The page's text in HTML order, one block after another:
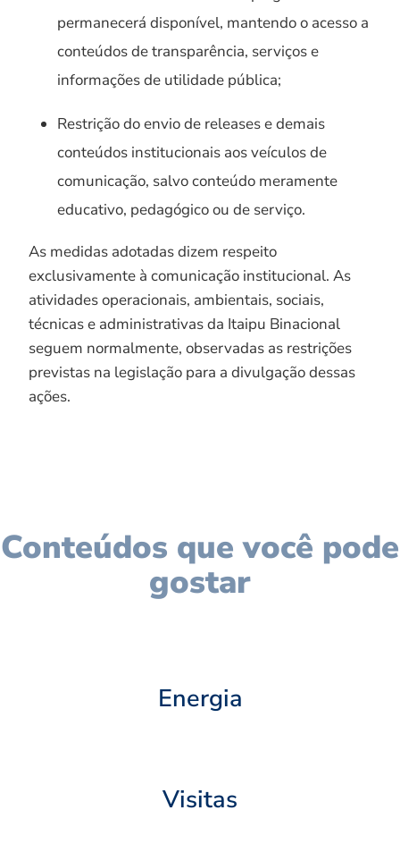
permanecerá disponível, mantendo o acesso a
conteúdos de transparência, serviços e
informações de utilidade pública;
Restrição do envio de releases e demais
conteúdos institucionais aos veículos de
comunicação, salvo conteúdo meramente
educativo, pedagógico ou de serviço.
As medidas adotadas dizem respeito
exclusivamente à comunicação institucional. As
atividades operacionais, ambientais, sociais,
técnicas e administrativas da Itaipu Binacional
seguem normalmente, observadas as restrições
previstas na legislação para a divulgação dessas
ações.
Conteúdos que você pode
gostar
Energia
Visitas